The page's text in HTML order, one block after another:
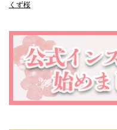
くず桜